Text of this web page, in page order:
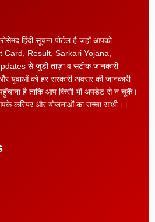
हिंदी सूचना पोर्टल है जहाँ आपको
Result, Sarkari Yojana,
से जुड़ी ताज़ा व सटीक जानकारी
और युवाओं को हर सरकारी अवसर की जानकारी
है ताकि आप किसी भी अपडेट से न चूकें।
करियर और योजनाओं का सच्चा साथी।।